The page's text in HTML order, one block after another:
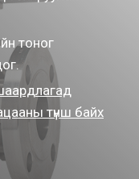
тоног
түнш байх